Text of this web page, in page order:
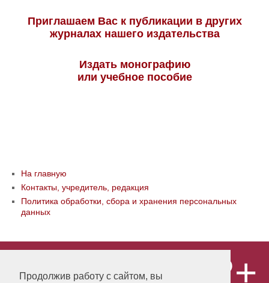
Продолжив работу с сайтом, вы
Приглашаем Вас к публикации в других
журналах нашего издательства
Издать монографию
или учебное пособие
На главную
Контакты, учредитель, редакция
Политика обработки, сбора и хранения персональных
данных
«Publishing company «World of science»,
LLC Материалы, размещенные на сайте,
12+